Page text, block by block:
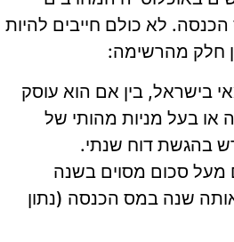
לא כולם חייבים להיות
חלק מהרשימה:
בישראל, בין אם הוא עוסק
או בעל מניות מהותי של
בהגשת דוח שנתי.
מעל סכום מסוים בשנה
שנה במס הכנסה (נתון